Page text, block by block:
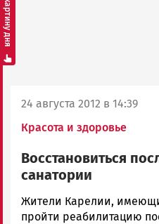
24 августа 2012 в 14:39
Красота и здоровье
Восстановиться
санатории
admintimur
Новости
Жители Карелии,
пройти реабилитацию